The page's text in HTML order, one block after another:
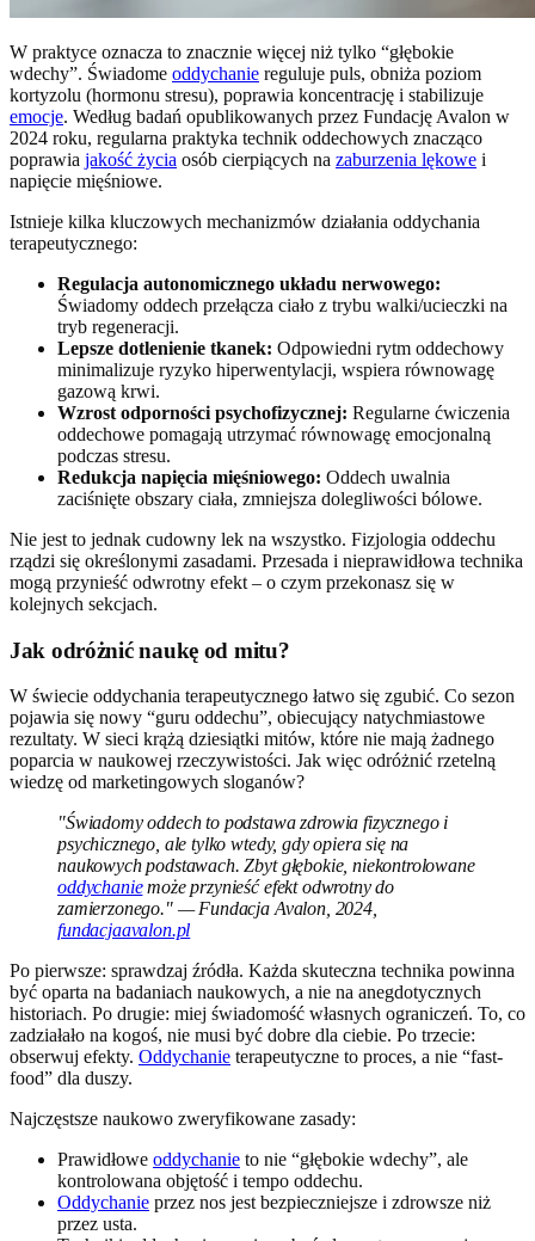
W praktyce oznacza to znacznie więcej niż tylko “głębokie
wdechy”. Świadome oddychanie reguluje puls, obniża poziom
kortyzolu (hormonu stresu), poprawia koncentrację i stabilizuje
emocje. Według badań opublikowanych przez Fundację Avalon w
2024 roku, regularna praktyka technik oddechowych znacząco
poprawia jakość życia osób cierpiących na zaburzenia lękowe i
napięcie mięśniowe.
Istnieje kilka kluczowych mechanizmów działania oddychania
terapeutycznego:
Regulacja autonomicznego układu nerwowego:
Świadomy oddech przełącza ciało z trybu walki/ucieczki na
tryb regeneracji.
Lepsze dotlenienie tkanek: Odpowiedni rytm oddechowy
minimalizuje ryzyko hiperwentylacji, wspiera równowagę
gazową krwi.
Wzrost odporności psychofizycznej: Regularne ćwiczenia
oddechowe pomagają utrzymać równowagę emocjonalną
podczas stresu.
Redukcja napięcia mięśniowego: Oddech uwalnia
zaciśnięte obszary ciała, zmniejsza dolegliwości bólowe.
Nie jest to jednak cudowny lek na wszystko. Fizjologia oddechu
rządzi się określonymi zasadami. Przesada i nieprawidłowa technika
mogą przynieść odwrotny efekt – o czym przekonasz się w
kolejnych sekcjach.
Jak odróżnić naukę od mitu?
W świecie oddychania terapeutycznego łatwo się zgubić. Co sezon
pojawia się nowy “guru oddechu”, obiecujący natychmiastowe
rezultaty. W sieci krążą dziesiątki mitów, które nie mają żadnego
poparcia w naukowej rzeczywistości. Jak więc odróżnić rzetelną
wiedzę od marketingowych sloganów?
"Świadomy oddech to podstawa zdrowia fizycznego i
psychicznego, ale tylko wtedy, gdy opiera się na
naukowych podstawach. Zbyt głębokie, niekontrolowane
oddychaniemoże przynieść efekt odwrotny do
zamierzonego." — Fundacja Avalon, 2024,
fundacjaavalon.pl
Po pierwsze: sprawdzaj źródła. Każda skuteczna technika powinna
być oparta na badaniach naukowych, a nie na anegdotycznych
historiach. Po drugie: miej świadomość własnych ograniczeń. To, co
zadziałało na kogoś, nie musi być dobre dla ciebie. Po trzecie:
obserwuj efekty. Oddychanie terapeutyczne to proces, a nie “fast-
food” dla duszy.
Najczęstsze naukowo zweryfikowane zasady:
Prawidłowe oddychanie to nie “głębokie wdechy”, ale
kontrolowana objętość i tempo oddechu.
Oddychanie przez nos jest bezpieczniejsze i zdrowsze niż
przez usta.